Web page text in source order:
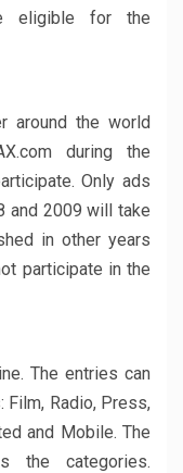
eligible for the
around the world
during the
Only ads
and 2009 will take
in other years
participate in the
The entries can
Radio, Press,
and Mobile. The
the categories.